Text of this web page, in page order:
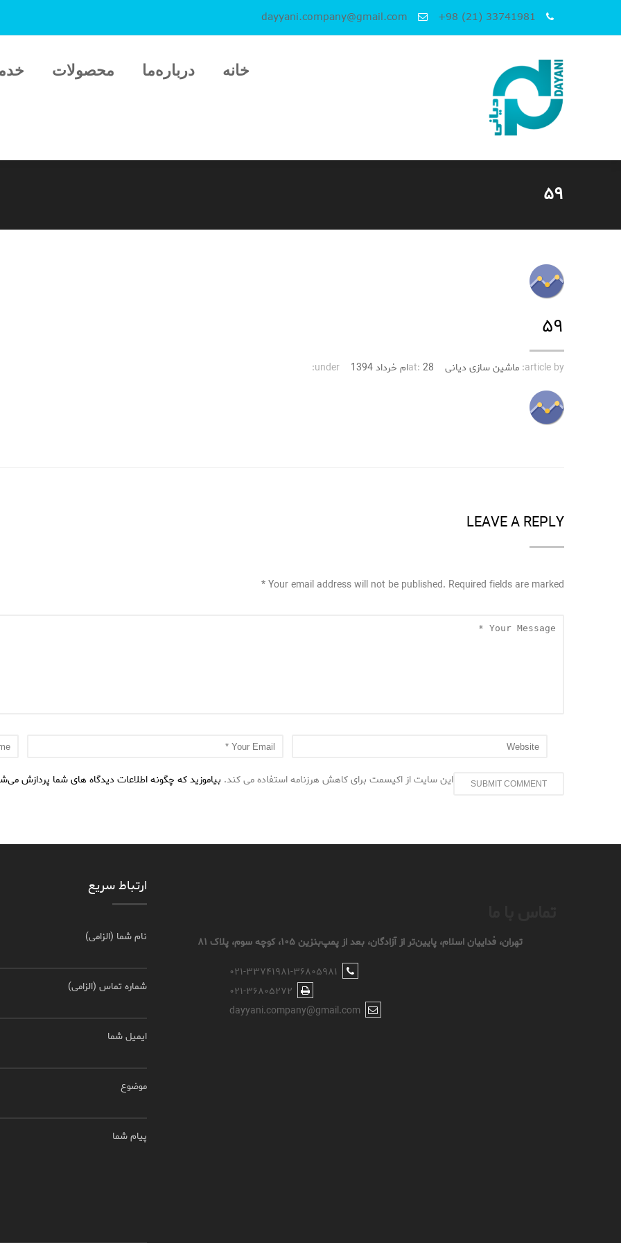
dayyani.company@gmail.com +98 (21) 33741981
خانه درباره‌ما محصولات
۵۹
۵۹
article by: ماشین سازی دیانی at: 28ام خرداد 1394 under:
LEAVE A REPLY
Your email address will not be published. Required fields are marked
*
این سایت از اکیسمت برای کاهش هرزنامه استفاده می کند. بیاموزید که چگونه اطلاعات دیدگاه های شما پردازش
تهران، فداییان اسلام، پایین‌تر از آزادگان، بعد از پمپ‌بنزین ۱۰۵، کوچه سوم، پلاک ۸۱
۰۲۱-۳۳۷۴۱۹۸۱-۳۶۸۰۵۹۸۱
۰۲۱-۳۶۸۰۵۲۷۲
dayyani.company@gmail.com
ارتباط سریع
نام شما (الزامی)
شماره تماس (الزامی)
ایمیل شما
موضوع
پیام شما